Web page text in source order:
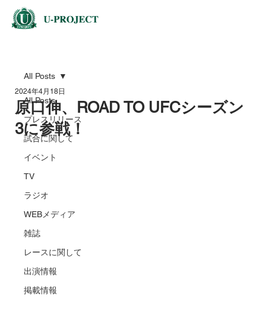
All Posts
プレスリリース
試合に関して
イベント
TV
ラジオ
WEBメディア
雑誌
レースに関して
出演情報
掲載情報
All Posts
原口伸、ROAD TO UFCシーズン
3に参戦！
2024年4月18日